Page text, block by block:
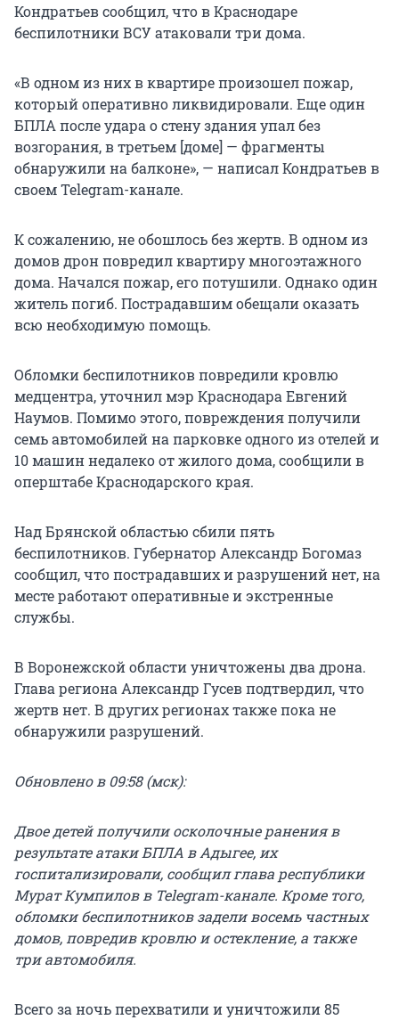
Кондратьев сообщил, что в Краснодаре
беспилотники ВСУ атаковали три дома.
«В одном из них в квартире произошел пожар,
который оперативно ликвидировали. Еще один
БПЛА после удара о стену здания упал без
возгорания, в третьем [доме] — фрагменты
обнаружили на балконе», — написал Кондратьев в
своем Telegram-канале.
К сожалению, не обошлось без жертв. В одном из
домов дрон повредил квартиру многоэтажного
дома. Начался пожар, его потушили. Однако один
житель погиб. Пострадавшим обещали оказать
всю необходимую помощь.
Обломки беспилотников повредили кровлю
медцентра, уточнил мэр Краснодара Евгений
Наумов. Помимо этого, повреждения получили
семь автомобилей на парковке одного из отелей и
10 машин недалеко от жилого дома, сообщили в
оперштабе Краснодарского края.
Над Брянской областью сбили пять
беспилотников. Губернатор Александр Богомаз
сообщил, что пострадавших и разрушений нет, на
месте работают оперативные и экстренные
службы.
В Воронежской области уничтожены два дрона.
Глава региона Александр Гусев подтвердил, что
жертв нет. В других регионах также пока не
обнаружили разрушений.
Обновлено в 09:58 (мск):
Двое детей получили осколочные ранения в
результате атаки БПЛА в Адыгее, их
госпитализировали, сообщил глава республики
Мурат Кумпилов в Telegram-канале. Кроме того,
обломки беспилотников задели восемь частных
домов, повредив кровлю и остекление, а также
три автомобиля.
Всего за ночь перехватили и уничтожили 85